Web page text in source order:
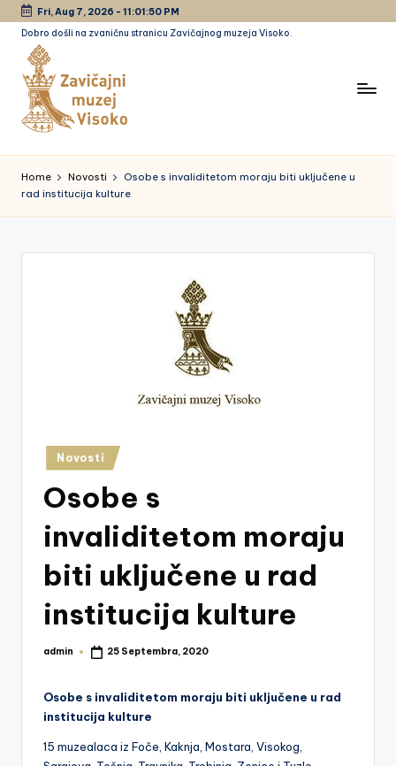
Skip
content
Fri, Aug 7, 2026 - 11:01:50 PM
Dobro došli na zvaničnu stranicu Zavičajnog muzeja Visoko.
a
vi
a
Home Novosti
Osobe s invaliditetom moraju biti uključene u
rad institucija kulture
Posted
in
Novosti
Osobe s
invaliditetom moraju
biti uključene u rad
institucija kulture
Posted
admin 25 Septembra, 2020
Osobe s invaliditetom moraju biti uključene u rad
institucija kulture
15 muzealaca iz Foče, Kaknja, Mostara, Visokog,